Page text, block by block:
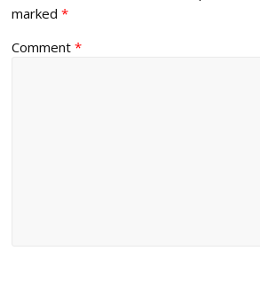
marked*
Comment*